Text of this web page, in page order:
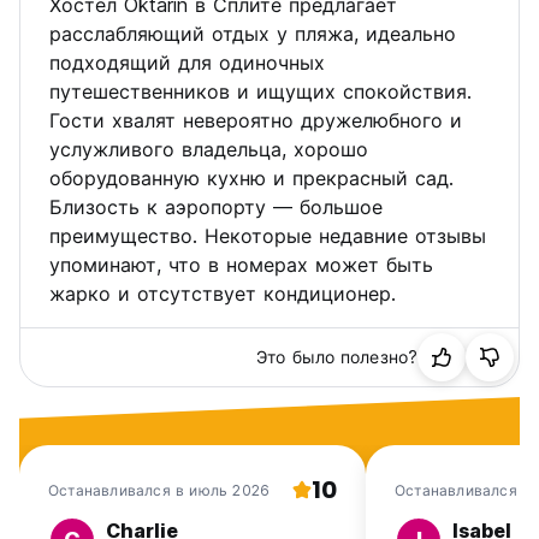
Мы не принимаем отмены по телефону.
Даже если вы уведомите нас, вы все равно обязаны
отправить электронное письмо, если вы не хотите, чтобы
с вас взимали плату в случае неявки.
Пожалуйста, отмените бронирование через сайт
бронирования или по электронной почте. Городской налог
не включен в стоимость проживания и составляет 1,5
евро с человека за ночь. (Auto-translated from original
language)
Хостел Oktarin в Сплите предлагает
расслабляющий отдых у пляжа, идеально
подходящий для одиночных
путешественников и ищущих спокойствия.
Гости хвалят невероятно дружелюбного и
услужливого владельца, хорошо
оборудованную кухню и прекрасный сад.
Близость к аэропорту — большое
преимущество. Некоторые недавние отзывы
упоминают, что в номерах может быть
жарко и отсутствует кондиционер.
Это было полезно?
Останавливался в июль 2026 10
Charlie
Останавливался
Isabel